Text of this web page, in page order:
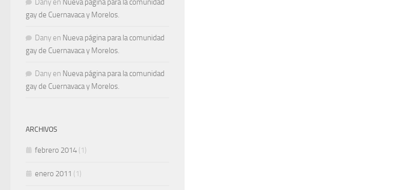
Dany en Nueva página para la comunidad
gay de Cuernavaca y Morelos.
Dany en Nueva página para la comunidad
gay de Cuernavaca y Morelos.
Dany en Nueva página para la comunidad
gay de Cuernavaca y Morelos.
ARCHIVOS
febrero 2014 (1)
enero 2011 (1)